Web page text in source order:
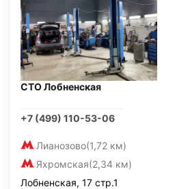
СТО Лобненская
+7 (499) 110-53-06
Лианозово(1,72 км)
Яхромская(2,34 км)
Лобненская, 17 стр.1